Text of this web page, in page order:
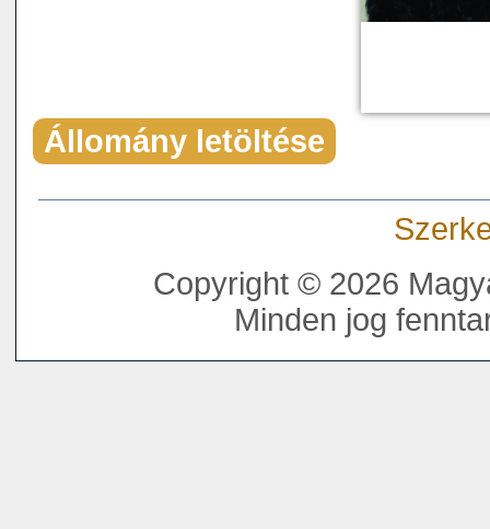
Állomány letöltése
Copyright © 2026
Minden jog